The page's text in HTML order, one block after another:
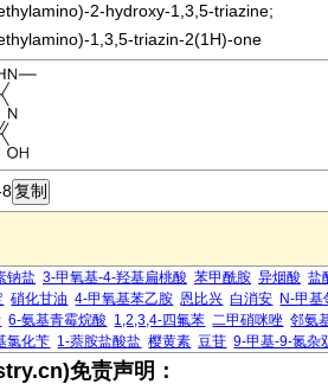
2-hydroxy-1,3,5-triazine;
1,3,5-triazin-2(1H)-one
钠盐 3-甲氧基-4-羟基扁桃酸 苯甲酰胺 异烟酸 盐
硝化甘油 4-甲氧基苯乙胺 恩比兴 白消安 N-甲
6-氨基青霉烷酸 1,2,3,4-四氟苯 二甲硝咪唑 邻氨
氯化苄 1-萘胺盐酸盐 樱黄素 豆苷 9-甲基-9-氮杂
免责声明：